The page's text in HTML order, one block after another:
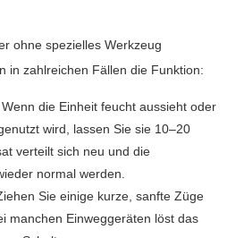
ohne spezielles Werkzeug
in zahlreichen Fällen die Funktion:
Wenn die Einheit feucht aussieht oder
wird, lassen Sie sie 10–20
verteilt sich neu und die
normal werden.
Sie einige kurze, sanfte Züge
manchen Einweggeräten löst das